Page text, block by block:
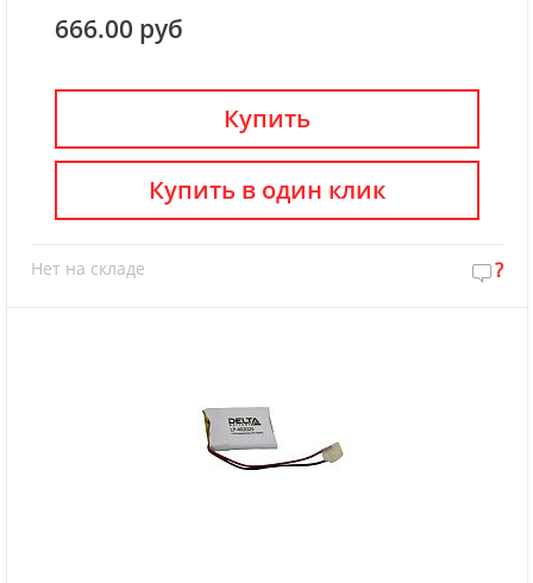
666.00 руб
Купить
Нет на складе ?
Купить в один клик